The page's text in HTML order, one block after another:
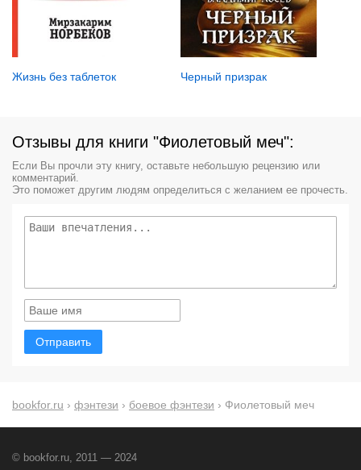
Жизнь без таблеток Черный призрак
Отзывы для книги "Фиолетовый меч":
Если Вы прочли эту книгу, оставьте небольшую рецензию или
комментарий.
Это поможет другим людям определиться с желанием ее прочесть.
Отправить
bookfor.ru › фэнтези › боевое фэнтези › Фиолетовый меч
© bookfor.ru, 2011 — 2024